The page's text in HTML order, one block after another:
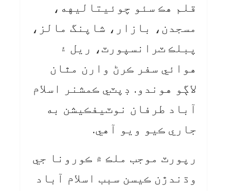
قلم هڪ سئو چوئيتاليهه،
مسجدن، بازار، شاپنگ مالز،
پبلڪ ٽرانسپورٽ، ريل ۽
هوائي سفر ڪرڻ وارن مٿان
لاڳو هوندو. ڊپٽي ڪمشنر اسلام
آباد طرفان نوٽيفڪيشن به
جاري ڪيو ويو آهي.
رپورٽ موجب ملڪ ۾ ڪورونا جي
وڌندڙن ڪيسن سبب اسلام آباد